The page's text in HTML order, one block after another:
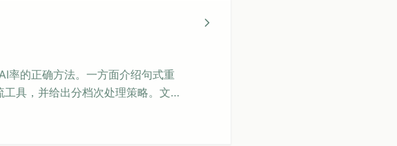
率的正确方法。一方面介绍句式重
具，并给出分档次处理策略。文章
适方案，安全通过学校检测。